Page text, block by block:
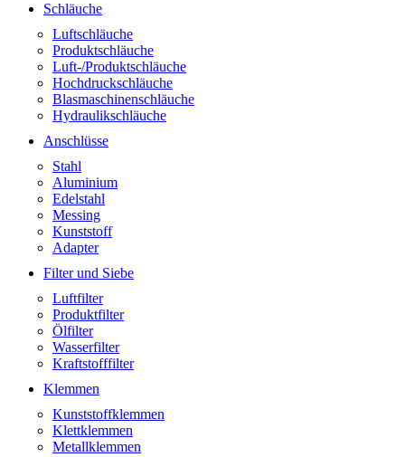
Schläuche
Luftschläuche
Produktschläuche
Luft-/Produktschläuche
Hochdruckschläuche
Blasmaschinenschläuche
Hydraulikschläuche
Anschlüsse
Stahl
Aluminium
Edelstahl
Messing
Kunststoff
Adapter
Filter und Siebe
Luftfilter
Produktfilter
Ölfilter
Wasserfilter
Kraftstofffilter
Klemmen
Kunststoffklemmen
Klettklemmen
Metallklemmen